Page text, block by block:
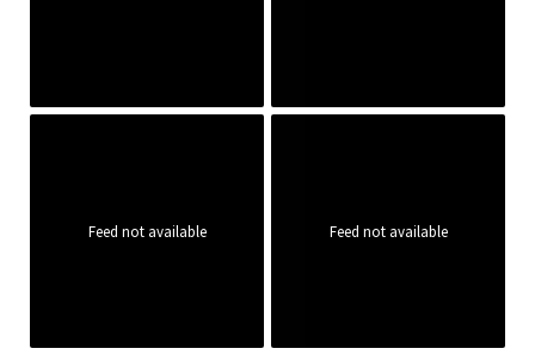
Feed not available Feed not available